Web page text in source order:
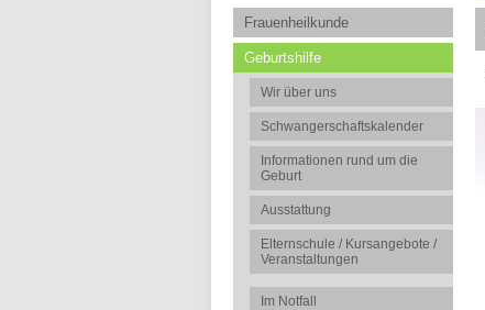
Frauenheilkunde
Geburtshilfe
Wir über uns
Schwangerschaftskalender
Informationen rund um die
Geburt
Ausstattung
Elternschule / Kursangebote /
Veranstaltungen
Im Notfall